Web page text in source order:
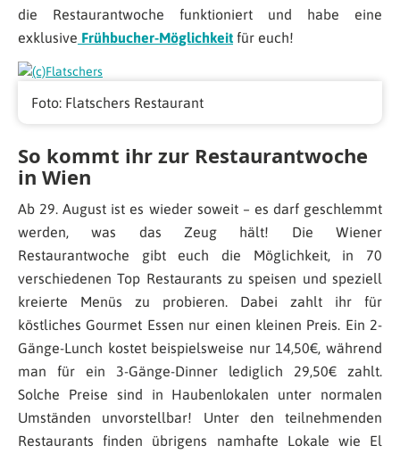
die Restaurantwoche funktioniert und habe eine
exklusive Frühbucher-Möglichkeit für euch!
Foto: Flatschers Restaurant
So kommt ihr zur Restaurantwoche
in Wien
Ab 29. August ist es wieder soweit – es darf geschlemmt
werden, was das Zeug hält! Die Wiener
Restaurantwoche gibt euch die Möglichkeit, in 70
verschiedenen Top Restaurants zu speisen und speziell
kreierte Menüs zu probieren. Dabei zahlt ihr für
köstliches Gourmet Essen nur einen kleinen Preis. Ein 2-
Gänge-Lunch kostet beispielsweise nur 14,50€, während
man für ein 3-Gänge-Dinner lediglich 29,50€ zahlt.
Solche Preise sind in Haubenlokalen unter normalen
Umständen unvorstellbar! Unter den teilnehmenden
Restaurants finden übrigens namhafte Lokale wie El